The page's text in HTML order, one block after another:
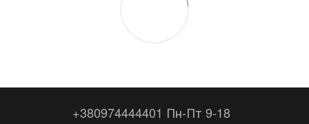
+380974444401 Пн-Пт 9-18